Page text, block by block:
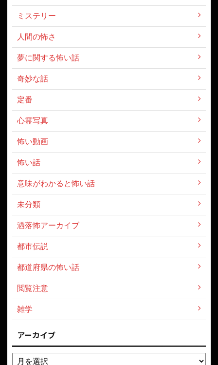
ミステリー
人間の怖さ
夢に関する怖い話
奇妙な話
定番
心霊写真
怖い動画
怖い話
意味がわかると怖い話
未分類
洒落怖アーカイブ
都市伝説
都道府県の怖い話
閲覧注意
雑学
アーカイブ